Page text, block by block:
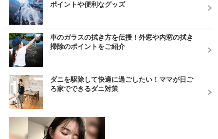
ポイントや便利なグッズ
車のガラスの拭き方を伝授！外窓や内窓の拭き
掃除のポイントをご紹介
ダニを駆除して快適に過ごしたい！ママが日ご
ろ家でできるダニ対策